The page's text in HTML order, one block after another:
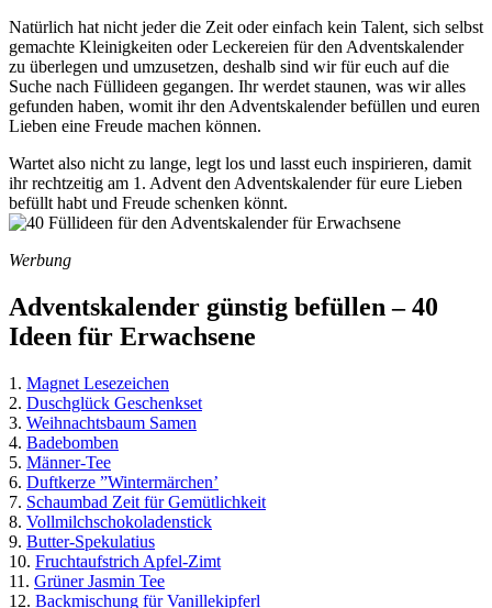
Natürlich hat nicht jeder die Zeit oder einfach kein Talent, sich selbst
gemachte Kleinigkeiten oder Leckereien für den Adventskalender
zu überlegen und umzusetzen, deshalb sind wir für euch auf die
Suche nach Füllideen gegangen. Ihr werdet staunen, was wir alles
gefunden haben, womit ihr den Adventskalender befüllen und euren
Lieben eine Freude machen können.
Wartet also nicht zu lange, legt los und lasst euch inspirieren, damit
ihr rechtzeitig am 1. Advent den Adventskalender für eure Lieben
befüllt habt und Freude schenken könnt.
Werbung
Adventskalender günstig befüllen – 40
Ideen für Erwachsene
1. Magnet Lesezeichen
2. Duschglück Geschenkset
3. Weihnachtsbaum Samen
4. Badebomben
5. Männer-Tee
6. Duftkerze ”Wintermärchen’
7. Schaumbad Zeit für Gemütlichkeit
8. Vollmilchschokoladenstick
9. Butter-Spekulatius
10. Fruchtaufstrich Apfel-Zimt
11. Grüner Jasmin Tee
12. Backmischung für Vanillekipferl